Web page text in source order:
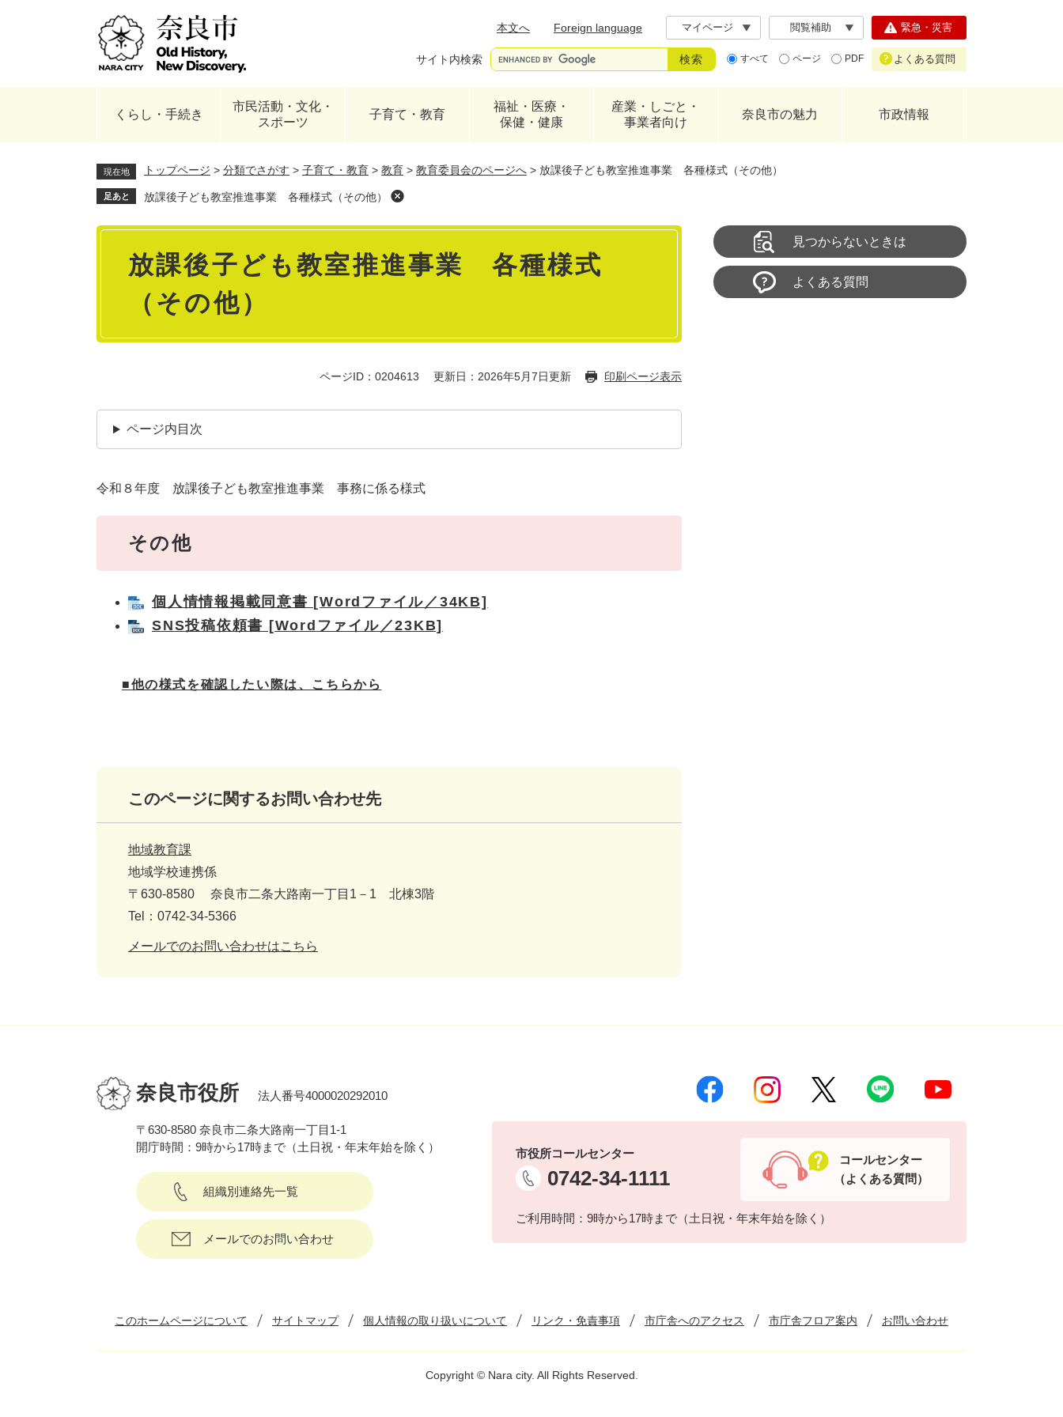
本文へ
Foreign language マイページ 閲覧補助
サイト内検索 すべて ページ PDF
緊急・災害
よくある質問
くらし・手続き
市民活動・文化・
スポーツ
子育て・教育
福祉・医療・
保健・健康
産業・しごと・
事業者向け
奈良市の魅力 市政情報
現在地 トップページ > 分類でさがす > 子育て・教育 > 教育 > 教育委員会のページへ > 放課後子ども教室推進事業 各種様式（その他）
足あと 放課後子ども教室推進事業 各種様式（その他）
本
放課後子ども教室推進事業 各種様式
（その他）
ページID：0204613 更新日：2026年5月7日更新 印刷ページ表示
ページ内目次
令和８年度 放課後子ども教室推進事業 事務に係る様式
その他
個人情情報掲載同意書 [Wordファイル／34KB]
SNS投稿依頼書 [Wordファイル／23KB]
■他の様式を確認したい際は、こちらから
このページに関するお問い合わせ先
地域教育課
地域学校連携係
〒630-8580
奈良市二条大路南一丁目1－1 北棟3階
Tel：0742-34-5366
メールでのお問い合わせはこちら
見つからないときは
よくある質問
奈良市役所 法人番号4000020292010
〒630-8580 奈良市二条大路南一丁目1-1
開庁時間：9時から17時まで（土日祝・年末年始を除く）
組織別連絡先一覧
メールでのお問い合わせ
市役所コールセンター
0742-34-1111
ご利用時間：9時から17時まで（土日祝・年末年始を除く）
コールセンター
（よくある質問）
このホームページについて サイトマップ 個人情報の取り扱いについて リンク・免責事項 市庁舎へのアクセス 市庁舎フロア案内 お問い合わせ
Copyright © Nara city. All Rights Reserved.